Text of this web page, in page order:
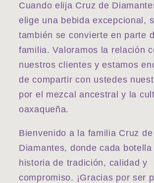
Cuando elija Cruz de
elige una bebida excepcional,
también se convierte en parte
familia. Valoramos la relación
nuestros clientes y estamos
de compartir con ustedes
por el mezcal ancestral y la
oaxaqueña.
Bienvenido a la familia Cruz de
Diamantes, donde cada
historia de tradición, calidad y
compromiso. ¡Gracias por ser